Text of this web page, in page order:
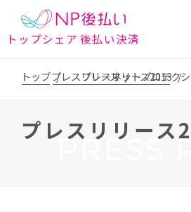
トップシェア 後払い決済
トッププレスリリース
プレスリリース2013
プレスリリース
PRESS